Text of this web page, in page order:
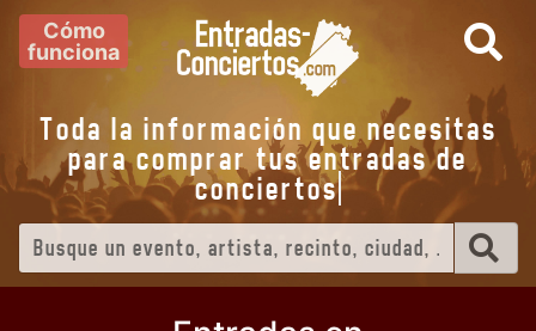
Cómo
funciona
Toda la información que necesitas
para comprar tus entradas de
conciert